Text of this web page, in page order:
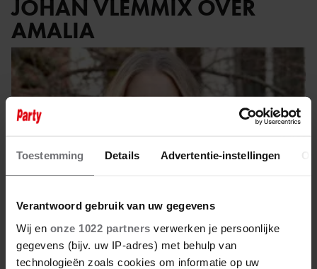
Toestemming Details Advertentie-instellingen
Verantwoord gebruik van uw gegevens
Wij en onze 1022 partners verwerken je persoonlijke
gegevens (bijv. uw IP-adres) met behulp van
technologieën zoals cookies om informatie op uw
JOHAN VLEMMIX OVER
AMALIA